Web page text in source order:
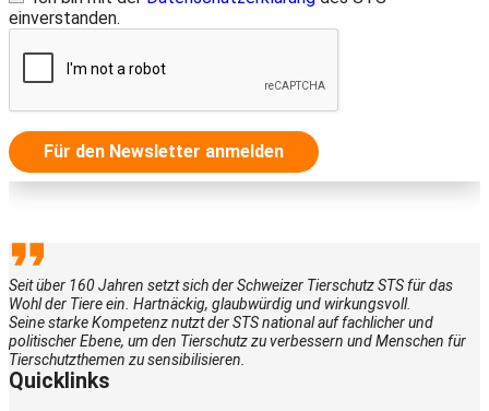
einverstanden.
Für den Newsletter anmelden
Seit über 160 Jahren setzt sich der Schweizer Tierschutz STS für das
Wohl der Tiere ein. Hartnäckig, glaubwürdig und wirkungsvoll.
Seine starke Kompetenz nutzt der STS national auf fachlicher und
politischer Ebene, um den Tierschutz zu verbessern und Menschen für
Tierschutzthemen zu sensibilisieren.
Quicklinks